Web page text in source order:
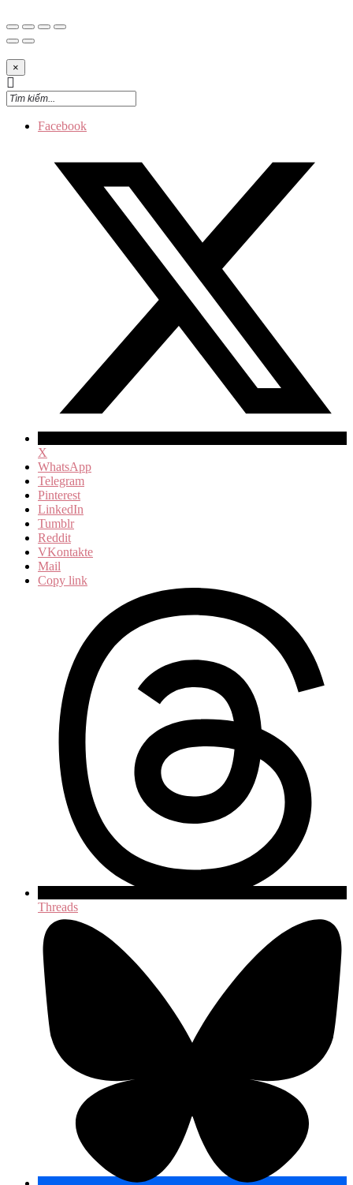
×
Facebook
X
WhatsApp
Telegram
Pinterest
LinkedIn
Tumblr
Reddit
VKontakte
Mail
Copy link
Threads